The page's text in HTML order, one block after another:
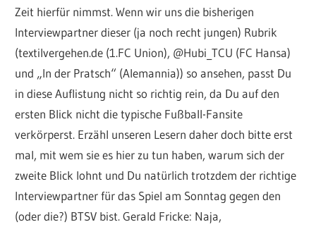
Zeit hierfür nimmst. Wenn wir uns die bisherigen
Interviewpartner dieser (ja noch recht jungen) Rubrik
(textilvergehen.de (1.FC Union), @Hubi_TCU (FC Hansa)
und „In der Pratsch“ (Alemannia)) so ansehen, passt Du
in diese Auflistung nicht so richtig rein, da Du auf den
ersten Blick nicht die typische Fußball-Fansite
verkörperst. Erzähl unseren Lesern daher doch bitte erst
mal, mit wem sie es hier zu tun haben, warum sich der
zweite Blick lohnt und Du natürlich trotzdem der richtige
Interviewpartner für das Spiel am Sonntag gegen den
(oder die?) BTSV bist. Gerald Fricke: Naja,